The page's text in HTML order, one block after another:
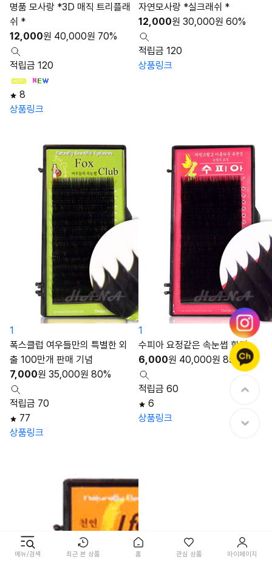
메뉴/검색 최근 본 상품 홈 관심 상품 마이페이지
명품 모사랑 *3D 매직 트리플래
쉬 *
12,000원 40,000원 70%
적립금 120
8
상품링크
자연모사랑 *실크래쉬 *
12,000원 30,000원 60%
적립금 120
상품링크
1
폭스클럽 여우들만의 특별한 외
출 100만개 판매 기념
7,000원 35,000원 80%
적립금 70
77
상품링크
1
수피아 요정같은 속눈썹 할인
6,000원 40,000원 85%
적립금 60
6
상품링크